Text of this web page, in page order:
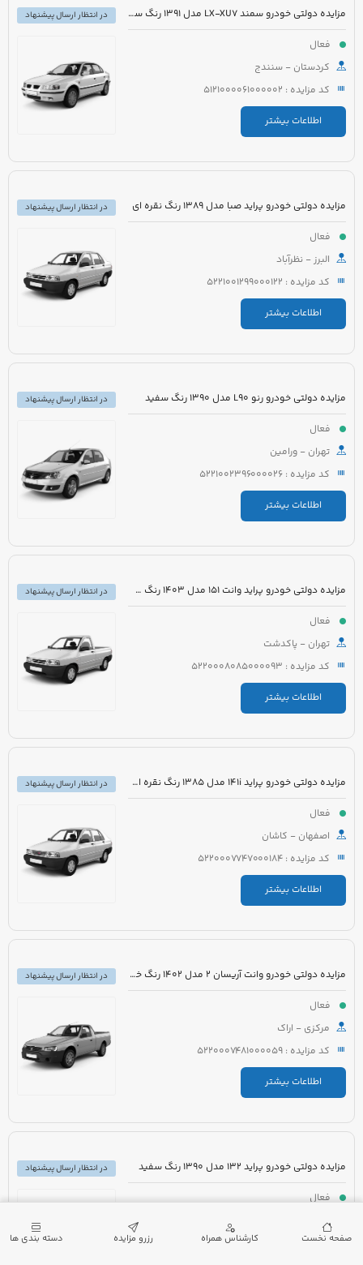
مزایده دولتی خودرو سمند LX-XU7 مدل 1391 رنگ سفید
فعال
کردستان - سنندج
کد مزایده : 5121000061000002
اطلاعات بیشتر
در انتظار ارسال پیشنهاد
مزایده دولتی خودرو پراید صبا مدل 1389 رنگ نقره ای
فعال
البرز - نظرآباد
کد مزایده : 5221001299000122
اطلاعات بیشتر
در انتظار ارسال پیشنهاد
مزایده دولتی خودرو رنو L90 مدل 1390 رنگ سفید
فعال
تهران - ورامین
کد مزایده : 5221002396000026
اطلاعات بیشتر
در انتظار ارسال پیشنهاد
مزایده دولتی خودرو پراید وانت 151 مدل 1403 رنگ سفید صدفی
فعال
تهران - پاکدشت
کد مزایده : 5220008085000093
اطلاعات بیشتر
در انتظار ارسال پیشنهاد
مزایده دولتی خودرو پراید 141i مدل 1385 رنگ نقره ای متالیک
فعال
اصفهان - کاشان
کد مزایده : 5220007747000184
اطلاعات بیشتر
در انتظار ارسال پیشنهاد
مزایده دولتی خودرو وانت آریسان 2 مدل 1402 رنگ خاکستری متالیک
فعال
مرکزی - اراک
کد مزایده : 5220007481000059
اطلاعات بیشتر
در انتظار ارسال پیشنهاد
مزایده دولتی خودرو پراید 132 مدل 1390 رنگ سفید
فعال
گیلان - لنگرود
کد مزایده : 5220007432000173
در انتظار ارسال پیشنهاد
صفحه نخست کارشناس همراه رزرو مزایده دسته بندی ها